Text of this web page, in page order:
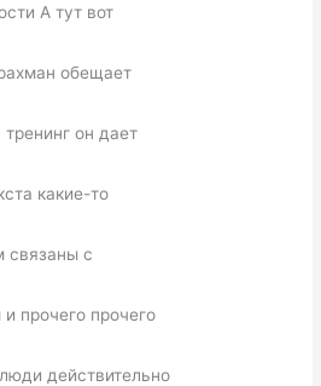
А тут вот
обещает
он дает
какие-то
связаны с
прочего прочего
действительно